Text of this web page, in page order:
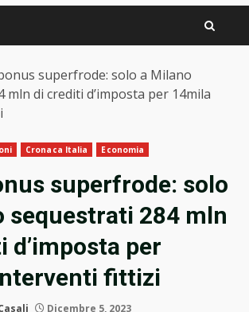
superfrode: solo a Milano
mln di crediti d’imposta per 14mila
Cronaca Italia Economia
superfrode: solo
sequestrati 284 mln
d’imposta per
fittizi
Dicembre 5, 2023